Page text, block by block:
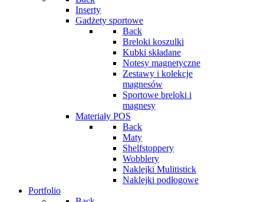
Inserty
Gadżety sportowe
Back
Breloki koszulki
Kubki składane
Notesy magnetyczne
Zestawy i kolekcje
magnesów
Sportowe breloki i
magnesy
Materiały POS
Back
Maty
Shelfstoppery
Wobblery
Naklejki Mulitistick
Naklejki podłogowe
Portfolio